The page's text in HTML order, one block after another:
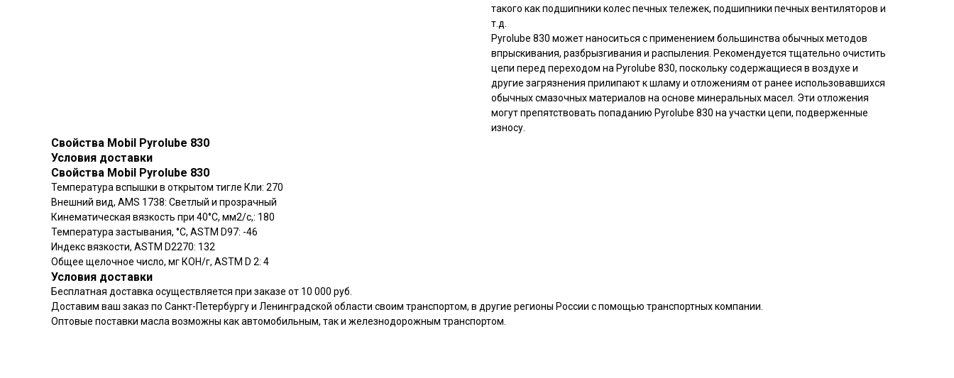
такого как подшипники колес печных тележек, подшипники печных вентиляторов и
т.д.
Pyrolube 830 может наноситься с применением большинства обычных методов
впрыскивания, разбрызгивания и распыления. Рекомендуется тщательно очистить
цепи перед переходом на Pyrolube 830, поскольку содержащиеся в воздухе и
другие загрязнения прилипают к шламу и отложениям от ранее использовавшихся
обычных смазочных материалов на основе минеральных масел. Эти отложения
могут препятствовать попаданию Pyrolube 830 на участки цепи, подверженные
износу.
Свойства Mobil Pyrolube 830
Условия доставки
Свойства Mobil Pyrolube 830
Температура вспышки в открытом тигле Кли: 270
Внешний вид, AMS 1738: Светлый и прозрачный
Кинематическая вязкость при 40°C, мм2/с,: 180
Температура застывания, °C, ASTM D97: -46
Индекс вязкости, ASTM D2270: 132
Общее щелочное число, мг КОН/г, ASTM D 2: 4
Условия доставки
Бесплатная доставка осуществляется при заказе от 10 000 руб.
Доставим ваш заказ по Санкт-Петербургу и Ленинградской области своим транспортом, в другие регионы России с помощью транспортных компании.
Оптовые поставки масла возможны как автомобильным, так и железнодорожным транспортом.